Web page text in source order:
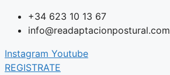
Saltar+34 623 10 13 67
info@readaptacionpostural.com
Instagram Youtube
REGISTRATE